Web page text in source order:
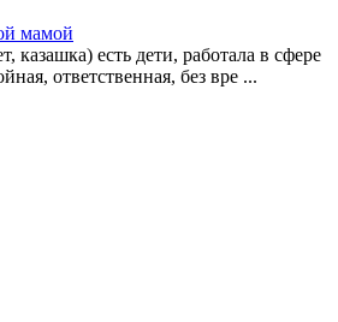
мамой
казашка) есть дети, работала в сфере
ответственная, без вре ...